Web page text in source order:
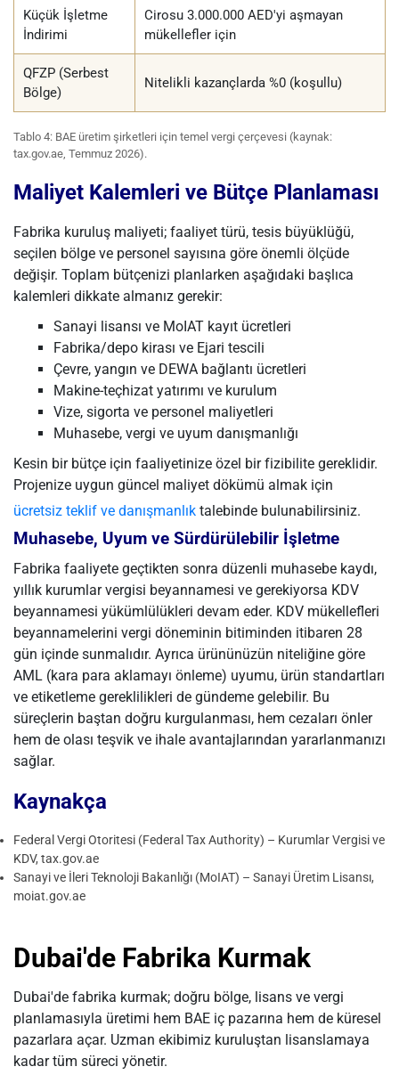
Küçük İşletme
İndirimi
Cirosu 3.000.000 AED'yi aşmayan
mükellefler için
QFZP (Serbest
Bölge)
Nitelikli kazançlarda %0 (koşullu)
Tablo 4: BAE üretim şirketleri için temel vergi çerçevesi (kaynak:
tax.gov.ae, Temmuz 2026).
Maliyet Kalemleri ve Bütçe Planlaması
Fabrika kuruluş maliyeti; faaliyet türü, tesis büyüklüğü,
seçilen bölge ve personel sayısına göre önemli ölçüde
değişir. Toplam bütçenizi planlarken aşağıdaki başlıca
kalemleri dikkate almanız gerekir:
Sanayi lisansı ve MoIAT kayıt ücretleri
Fabrika/depo kirası ve Ejari tescili
Çevre, yangın ve DEWA bağlantı ücretleri
Makine-teçhizat yatırımı ve kurulum
Vize, sigorta ve personel maliyetleri
Muhasebe, vergi ve uyum danışmanlığı
Kesin bir bütçe için faaliyetinize özel bir fizibilite gereklidir.
Projenize uygun güncel maliyet dökümü almak için
ücretsiz teklif ve danışmanlık talebinde bulunabilirsiniz.
Muhasebe, Uyum ve Sürdürülebilir İşletme
Fabrika faaliyete geçtikten sonra düzenli muhasebe kaydı,
yıllık kurumlar vergisi beyannamesi ve gerekiyorsa KDV
beyannamesi yükümlülükleri devam eder. KDV mükellefleri
beyannamelerini vergi döneminin bitiminden itibaren 28
gün içinde sunmalıdır. Ayrıca ürününüzün niteliğine göre
AML (kara para aklamayı önleme) uyumu, ürün standartları
ve etiketleme gereklilikleri de gündeme gelebilir. Bu
süreçlerin baştan doğru kurgulanması, hem cezaları önler
hem de olası teşvik ve ihale avantajlarından yararlanmanızı
sağlar.
Kaynakça
Federal Vergi Otoritesi (Federal Tax Authority) – Kurumlar Vergisi ve
KDV, tax.gov.ae
Sanayi ve İleri Teknoloji Bakanlığı (MoIAT) – Sanayi Üretim Lisansı,
moiat.gov.ae
Dubai'de Fabrika Kurmak
Dubai'de fabrika kurmak; doğru bölge, lisans ve vergi
planlamasıyla üretimi hem BAE iç pazarına hem de küresel
pazarlara açar. Uzman ekibimiz kuruluştan lisanslamaya
kadar tüm süreci yönetir.